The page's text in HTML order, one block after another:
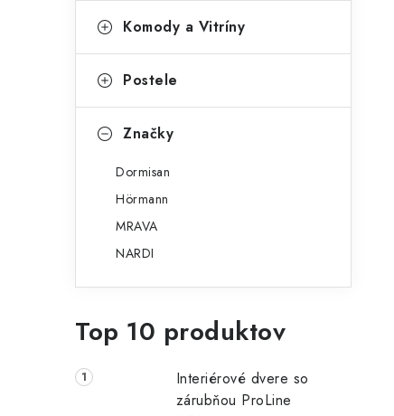
Komody a Vitríny
Postele
Značky
Dormisan
Hörmann
MRAVA
NARDI
Top 10 produktov
Interiérové dvere so
zárubňou ProLine